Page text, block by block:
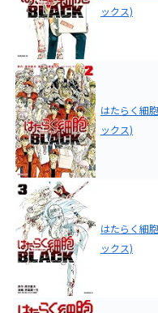
ックス)
はたらく細
ックス)
はたらく細
ックス)